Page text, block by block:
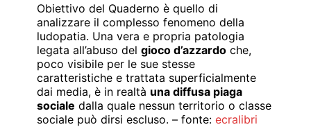
Obiettivo del Quaderno è quello di
analizzare il complesso fenomeno della
ludopatia. Una vera e propria patologia
legata all’abuso delgioco d’azzardo che,
poco visibile per le sue stesse
caratteristiche e trattata superficialmente
dai media, è in realtà una diffusa piaga
sociale dalla quale nessun territorio o classe
sociale può dirsi escluso. – fonte:ecralibri